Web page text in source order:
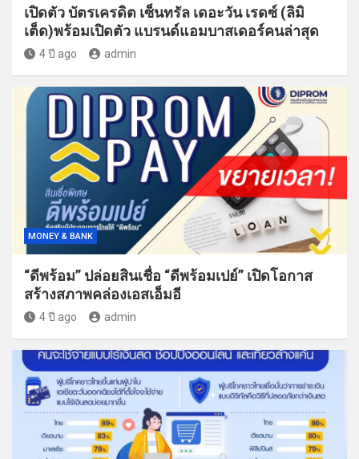
เปิดตัว บัตรเครดิต เซ็นทรัล เดอะวัน เรดซ์ (ลิมิ
เต็ด)พร้อมเปิดตัว แบรนด์แอมบาสเดอร์คนล่าสุด
4 ปี ago admin
MONEY & BANK
“ดีพร้อม” ปล่อยสินเชื่อ “ดีพร้อมเปย์” เปิดโอกาส
สร้างสภาพคล่องเอสเอ็มอี
4 ปี ago admin